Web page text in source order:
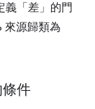
義「差」的門
來源歸類為
件